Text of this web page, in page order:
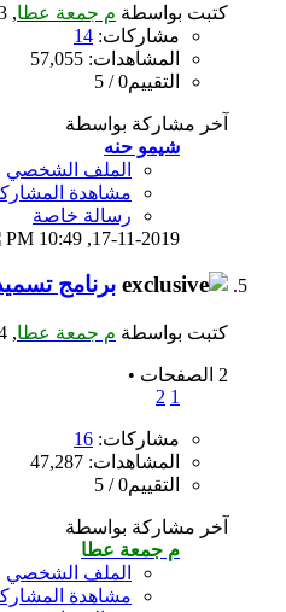
كتبت بواسطة م جمعة عطا‏, 13-08-2010 07:43 PM
مشاركات: 14
المشاهدات: 57,055
التقييم0 / 5
آخر مشاركة بواسطة
شيمو حنه
الملف الشخصي
مشاهدة
رسالة خاصة
17-11-2019,
10:49 PM
برنامج
كتبت بواسطة م جمعة عطا‏, 05-02-2015 01:54 AM
2 الصفحات
•
1
2
مشاركات: 16
المشاهدات: 47,287
التقييم0 / 5
آخر مشاركة بواسطة
م جمعة عطا
الملف الشخصي
مشاهدة